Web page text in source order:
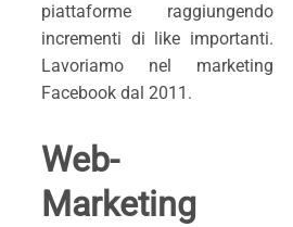
piattaforme raggiungendo
incrementi di like importanti.
Lavoriamo nel marketing
Facebook dal 2011.
Web-
Marketing